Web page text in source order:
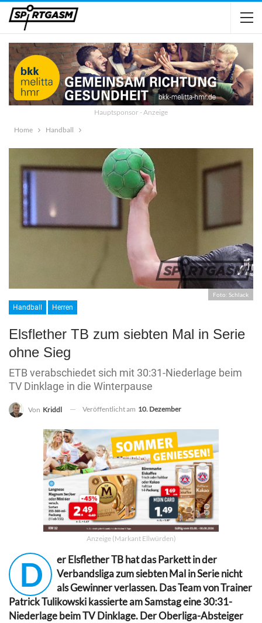
Hauptsponsor - Anzeige
Home
Handball
Foto: Schlack
Handball Herren
Elsflether TB zum siebten Mal in Serie
ohne Sieg
ETB verabschiedet sich mit 30:31-Niederlage beim
TV Dinklage in die Winterpause
Von Kriddl Veröffentlicht am 10. Dezember
Anzeige (Markant Ellwürden)
D
er Elsflether TB hat das Parkett in der
Verbandsliga zum siebten Mal in Serie nicht
als Gewinner verlassen. Das Team von Trainer
Patrick Tulikowski kassierte am Samstag eine 30:31-
Niederlage beim TV Dinklage. Der Oberliga-Absteiger